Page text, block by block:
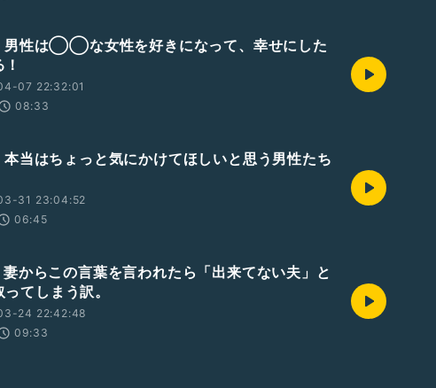
性は◯◯な女性を好きになって、幸せにした
07 22:32:01
08:33
当はちょっと気にかけてほしいと思う男性たち
31 23:04:52
06:45
からこの言葉を言われたら「出来てない夫」と
てしまう訳。
24 22:42:48
09:33